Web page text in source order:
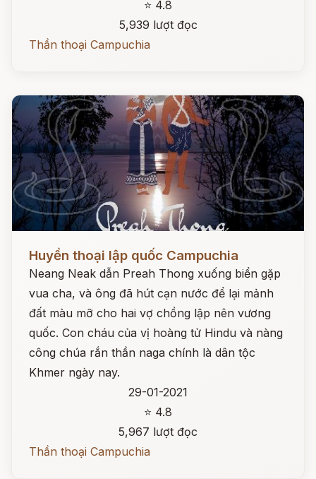
⭐ 4.8
5,939 lượt đọc
Thần thoại Campuchia
Đọc ngay
Huyền thoại lập quốc Campuchia
Neang Neak dẫn Preah Thong xuống biển gặp
vua cha, và ông đã hút cạn nước để lại mảnh
đất màu mỡ cho hai vợ chồng lập nên vương
quốc. Con cháu của vị hoàng tử Hindu và nàng
công chúa rắn thần naga chính là dân tộc
Khmer ngày nay.
29-01-2021
⭐ 4.8
5,967 lượt đọc
Thần thoại Campuchia